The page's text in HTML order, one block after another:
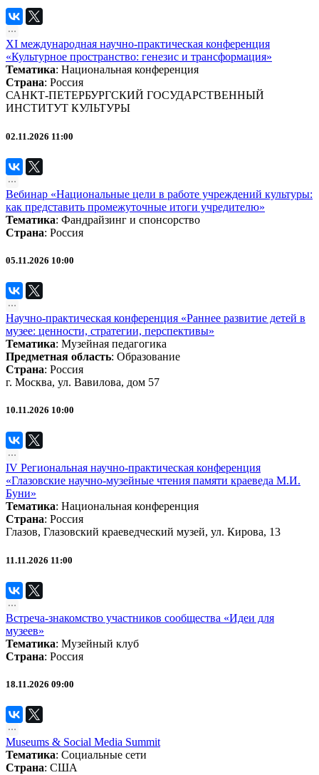
XI международная научно-практическая конференция
«Культурное пространство: генезис и трансформация»
Тематика: Национальная конференция
Страна: Россия
САНКТ-ПЕТЕРБУРГСКИЙ ГОСУДАРСТВЕННЫЙ
ИНСТИТУТ КУЛЬТУРЫ
02.11.2026 11:00
Вебинар «Национальные цели в работе учреждений культуры:
как представить промежуточные итоги учредителю»
Тематика: Фандрайзинг и спонсорство
Страна: Россия
05.11.2026 10:00
Научно-практическая конференция «Раннее развитие детей в
музее: ценности, стратегии, перспективы»
Тематика: Музейная педагогика
Предметная область: Образование
Страна: Россия
г. Москва, ул. Вавилова, дом 57
10.11.2026 10:00
IV Региональная научно-практическая конференция
«Глазовские научно-музейные чтения памяти краеведа М.И.
Буни»
Тематика: Национальная конференция
Страна: Россия
Глазов, Глазовский краеведческий музей, ул. Кирова, 13
11.11.2026 11:00
Встреча-знакомство участников сообщества «Идеи для
музеев»
Тематика: Музейный клуб
Страна: Россия
18.11.2026 09:00
Museums & Social Media Summit
Тематика: Социальные сети
Страна: США